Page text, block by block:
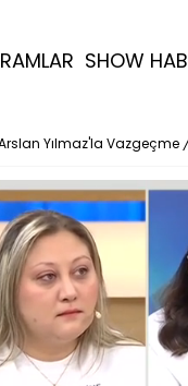
SHOW
Yılmaz'la Vazgeçme /